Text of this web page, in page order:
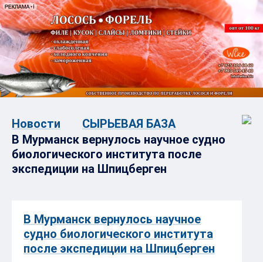
Новости
СЫРЬЕВАЯ БАЗА
В Мурманск вернулось научное судно
биологического института после
экспедиции на Шпицберген
В Мурманск вернулось научное
судно биологического института
после экспедиции на Шпицберген